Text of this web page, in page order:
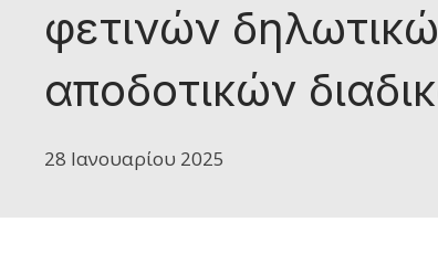
φετινών
αποδοτικών
28 Ιανουαρίου 2025